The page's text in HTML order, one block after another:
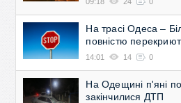
На трасі Одеса –
повністю
14:01 14 0
На Одещині п'яні
закінчилися ДТП